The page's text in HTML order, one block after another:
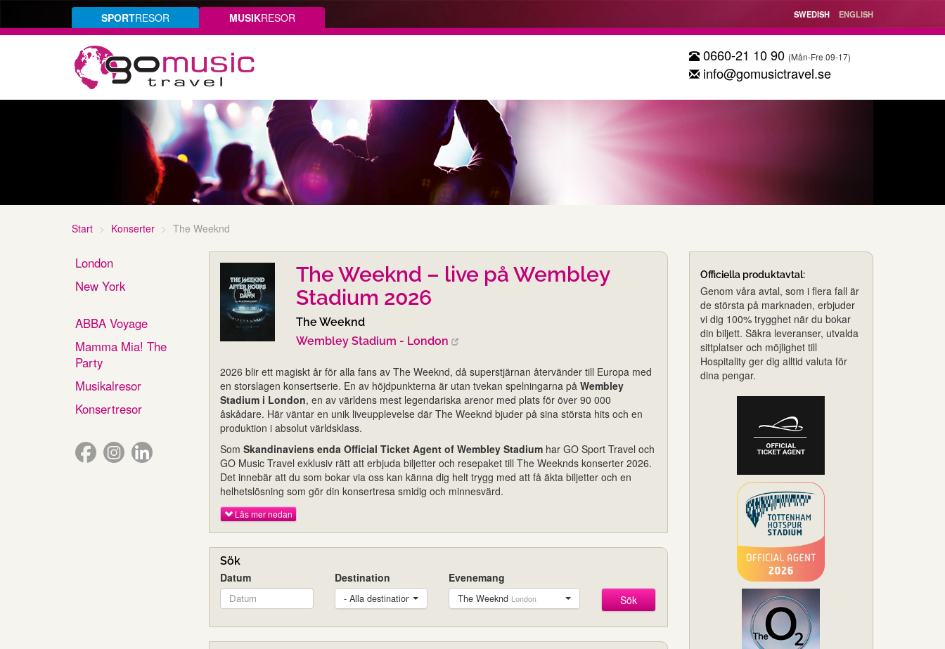
SPORTRESOR MUSIKRESOR SWEDISH ENGLISH
0660-21 10 90 (Mån-Fre 09-17)
info@gomusictravel.se
Start Konserter The Weeknd
London
New York
ABBA Voyage
Mamma Mia! The
Party
Musikalresor
Konsertresor
The Weeknd – live på Wembley
Stadium 2026
The Weeknd
Wembley Stadium - London
2026 blir ett magiskt år för alla fans av The Weeknd, då superstjärnan återvänder till Europa med
en storslagen konsertserie. En av höjdpunkterna är utan tvekan spelningarna på Wembley
Stadium i London, en av världens mest legendariska arenor med plats för över 90 000
åskådare. Här väntar en unik liveupplevelse där The Weeknd bjuder på sina största hits och en
produktion i absolut världsklass.
Som Skandinaviens enda Official Ticket Agent of Wembley Stadium har GO Sport Travel och
GO Music Travel exklusiv rätt att erbjuda biljetter och resepaket till The Weeknds konserter 2026.
Det innebär att du som bokar via oss kan känna dig helt trygg med att få äkta biljetter och en
helhetslösning som gör din konsertresa smidig och minnesvärd.
Läs mer nedan
Sök
Datum Destination
- Alla destinationer -
Evenemang
The Weeknd London Sök
Officiella produktavtal:
Genom våra avtal, som i flera fall är
de största på marknaden, erbjuder
vi dig 100% trygghet när du bokar
din biljett. Säkra leveranser, utvalda
sittplatser och möjlighet till
Hospitality ger dig alltid valuta för
dina pengar.